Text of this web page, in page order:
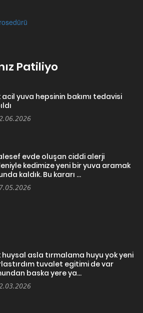
Patiliyo
acil yuva hepsinin bakımı tedavisi
evde oluşan ciddi alerji
kedimize yeni bir yuva aramak
kaldık. Bu kararı ...
huysal asla tırmalama huyu yok yeni
tuvalet egitimi de var
baska yere ya...